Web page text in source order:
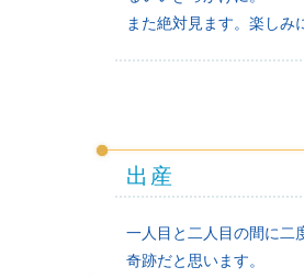
また絶対見ます。楽しみ
出産
一人目と二人目の間に二
奇跡だと思います。